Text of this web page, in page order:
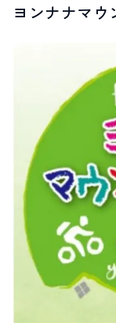
スポット紹介
LIVE CAMERA
ライブカメラ
ABOUT HAKUBA
白馬村について
INFORMATION
お知らせ
STAY
宿泊施設
HAKUBA
Hakuba Original
ヨンナナマウ